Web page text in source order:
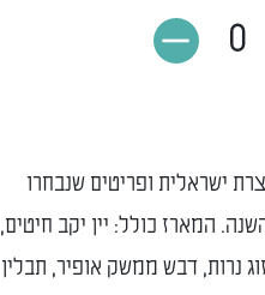
0
ישראלית ופריטים שנבחרו
המארז כולל: יין יקב חיטים,
מגל, זוג נרות, דבש ממשק אופיר, תבלין